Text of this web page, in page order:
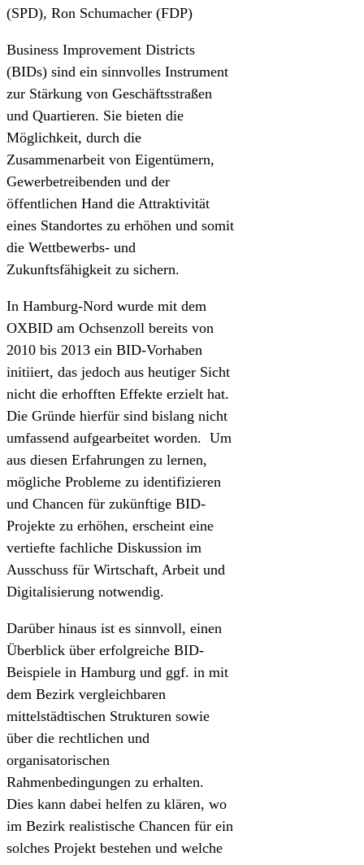
(SPD), Ron Schumacher (FDP)
Business Improvement Districts
(BIDs) sind ein sinnvolles Instrument
zur Stärkung von Geschäftsstraßen
und Quartieren. Sie bieten die
Möglichkeit, durch die
Zusammenarbeit von Eigentümern,
Gewerbetreibenden und der
öffentlichen Hand die Attraktivität
eines Standortes zu erhöhen und somit
die Wettbewerbs- und
Zukunftsfähigkeit zu sichern.
In Hamburg-Nord wurde mit dem
OXBID am Ochsenzoll bereits von
2010 bis 2013 ein BID-Vorhaben
initiiert, das jedoch aus heutiger Sicht
nicht die erhofften Effekte erzielt hat.
Die Gründe hierfür sind bislang nicht
umfassend aufgearbeitet worden. Um
aus diesen Erfahrungen zu lernen,
mögliche Probleme zu identifizieren
und Chancen für zukünftige BID-
Projekte zu erhöhen, erscheint eine
vertiefte fachliche Diskussion im
Ausschuss für Wirtschaft, Arbeit und
Digitalisierung notwendig.
Darüber hinaus ist es sinnvoll, einen
Überblick über erfolgreiche BID-
Beispiele in Hamburg und ggf. in mit
dem Bezirk vergleichbaren
mittelstädtischen Strukturen sowie
über die rechtlichen und
organisatorischen
Rahmenbedingungen zu erhalten.
Dies kann dabei helfen zu klären, wo
im Bezirk realistische Chancen für ein
solches Projekt bestehen und welche